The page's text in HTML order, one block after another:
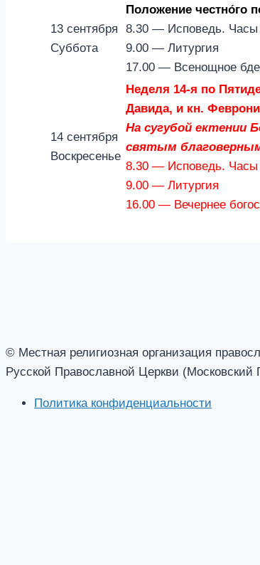
13 сентября
Суббота
Положение честно́го
8.30 — Исповедь. Часы
9.00 — Литургия
17.00 — Всенощное
14 сентября
Воскресенье
Неделя 14-я по
Давида, и кн.
На сугубой ектении
святым
8.30 — Исповедь. Часы
9.00 — Литургия
16.00 — Вечернее
© Местная религиозная организация
Русской Православной Церкви (Московский
Политика конфиденциальности